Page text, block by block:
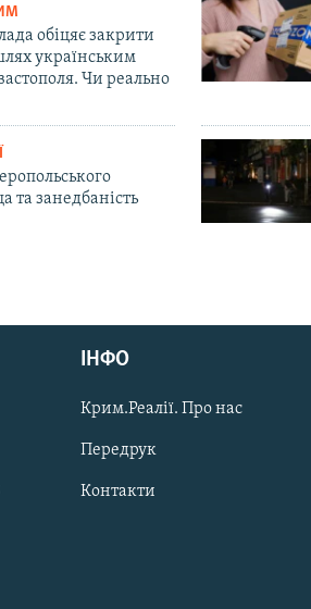
обіцяє закрити
українським
Чи реально
та занедбаність
ІНФО
Крим.Реалії. Про нас
Передрук
Контакти